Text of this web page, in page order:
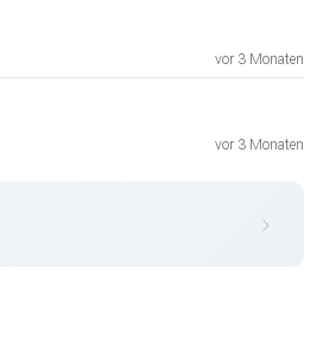
vor 3 Monaten
vor 3 Monaten